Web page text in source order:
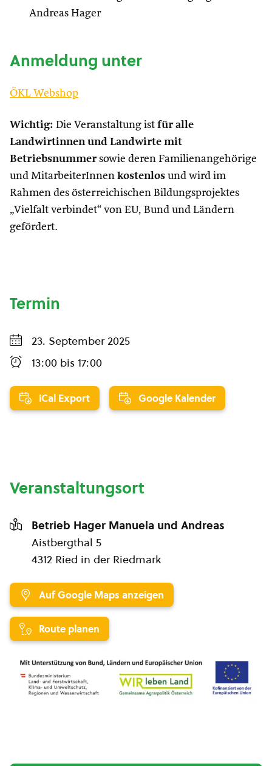
Andreas Hager
Anmeldung unter
ÖKL Webshop
Wichtig: Die Veranstaltung ist für alle
Landwirtinnen und Landwirte mit
Betriebsnummersowie deren Familienangehörige
und MitarbeiterInnen kostenlos und wird im
Rahmen des österreichischen Bildungsprojektes
„Vielfalt verbindet“ von EU, Bund und Ländern
gefördert.
Termin
23. September 2025
13:00 bis 17:00
iCal Export Google Kalender
Veranstaltungsort
Betrieb Hager Manuela und Andreas
Aistbergthal 5
4312 Ried in der Riedmark
Auf Google Maps anzeigen
Route planen